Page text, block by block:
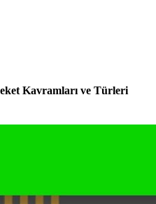
Kavramları ve Türleri